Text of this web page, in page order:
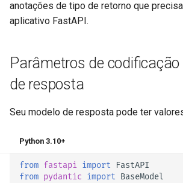
anotações de tipo de retorno que
aplicativo FastAPI. 🤓
Parâmetros de
de resposta
Seu modelo de resposta pode ter
Python 3.10+
from fastapi import
FastAPI
from pydantic import BaseModel